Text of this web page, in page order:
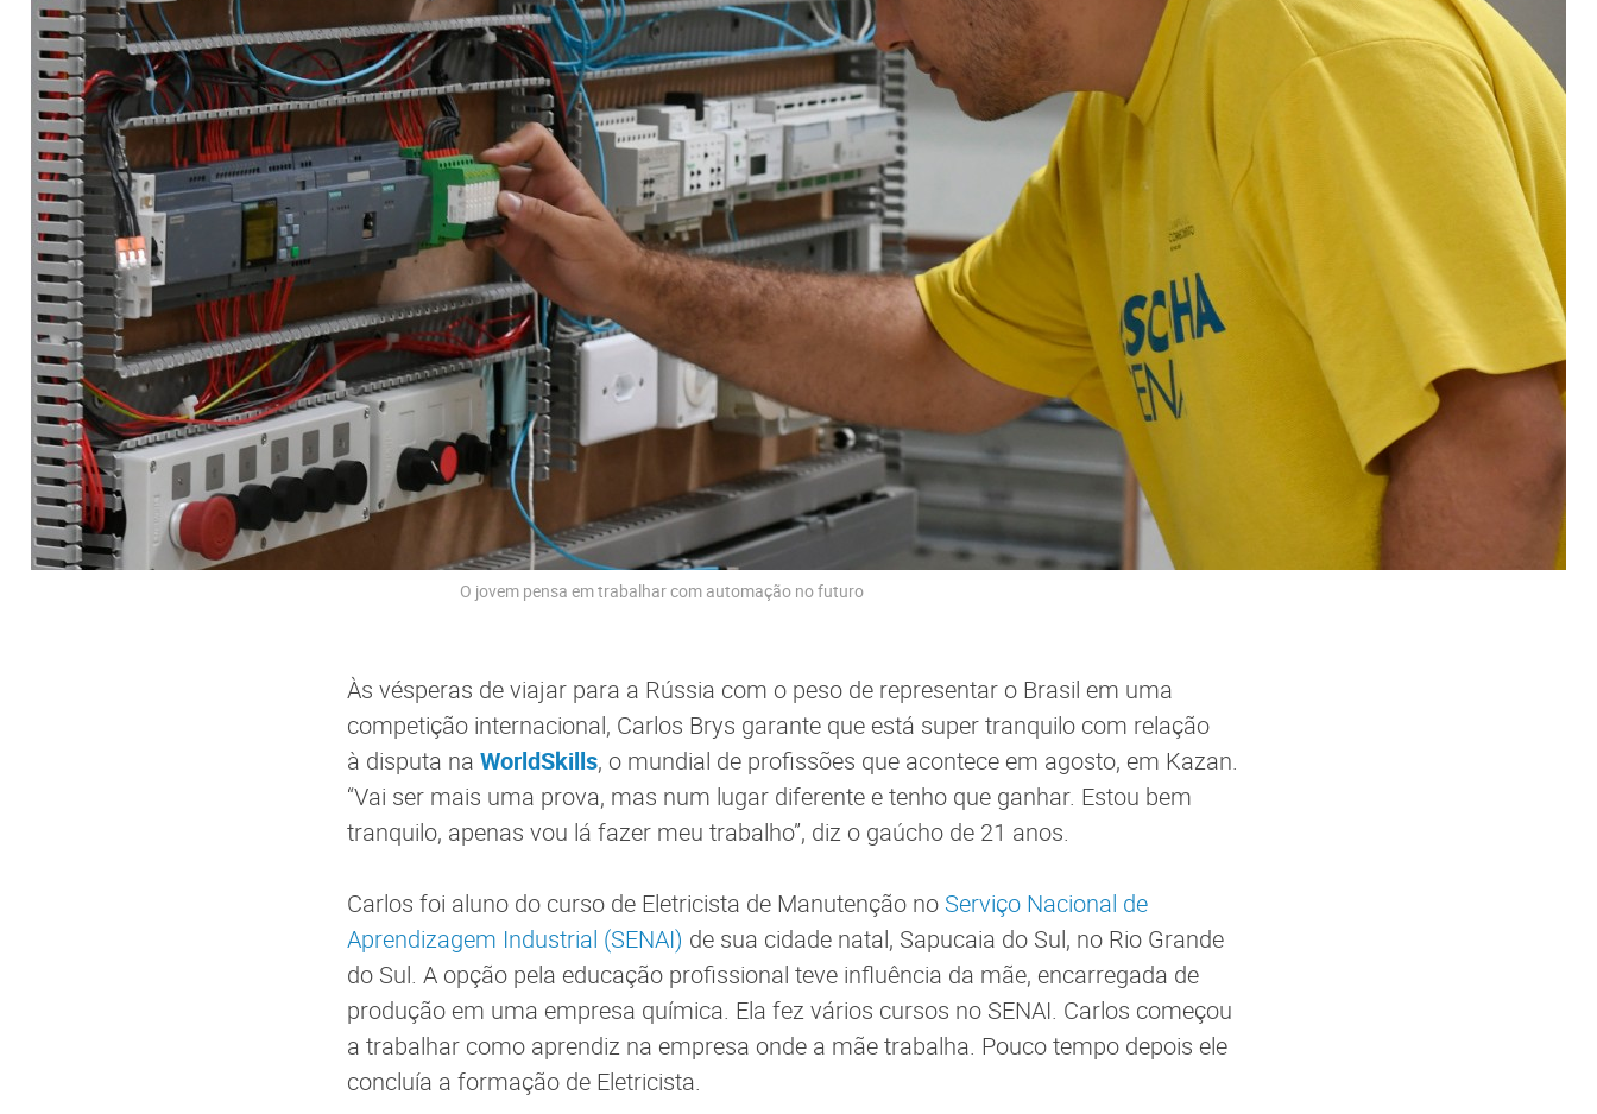
O jovem pensa em trabalhar com automação no futuro
Às vésperas de viajar para a Rússia com o peso de representar o Brasil em uma
competição internacional, Carlos Brys garante que está super tranquilo com relação
à disputa na WorldSkills, o mundial de profissões que acontece em agosto, em Kazan.
“Vai ser mais uma prova, mas num lugar diferente e tenho que ganhar. Estou bem
tranquilo, apenas vou lá fazer meu trabalho”, diz o gaúcho de 21 anos.
Carlos foi aluno do curso de Eletricista de Manutenção no Serviço Nacional de
Aprendizagem Industrial (SENAI) de sua cidade natal, Sapucaia do Sul, no Rio Grande
do Sul. A opção pela educação profissional teve influência da mãe, encarregada de
produção em uma empresa química. Ela fez vários cursos no SENAI. Carlos começou
a trabalhar como aprendiz na empresa onde a mãe trabalha. Pouco tempo depois ele
concluía a formação de Eletricista.